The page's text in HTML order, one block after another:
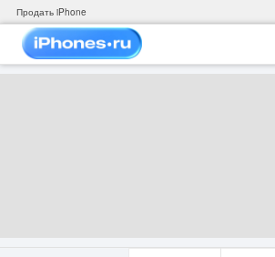
Продать iPhone